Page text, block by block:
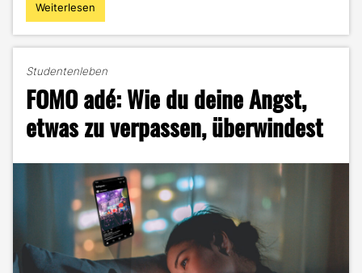
"Schein
vs.
Social
Media
dein
Selbstbild
Weiterlesen
Studentenleben
FOMO adé: Wie du deine Angst,
etwas zu verpassen, überwindest